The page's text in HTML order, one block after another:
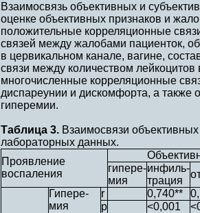
Взаимосвязь объективных и
оценке объективных признаков и
положительные корреляционные
связей между жалобами пациенток,
в цервикальном канале, вагине,
связи между количеством
многочисленные корреляционные
диспареунии и дискомфорта, а также
гиперемии.
Таблица 3. Взаимосвязи
лабораторных данных.
Проявление
воспаления
гипере-
мия
инфиль-
трация
Гипере-
мия
r 0,740**
p
<0,001